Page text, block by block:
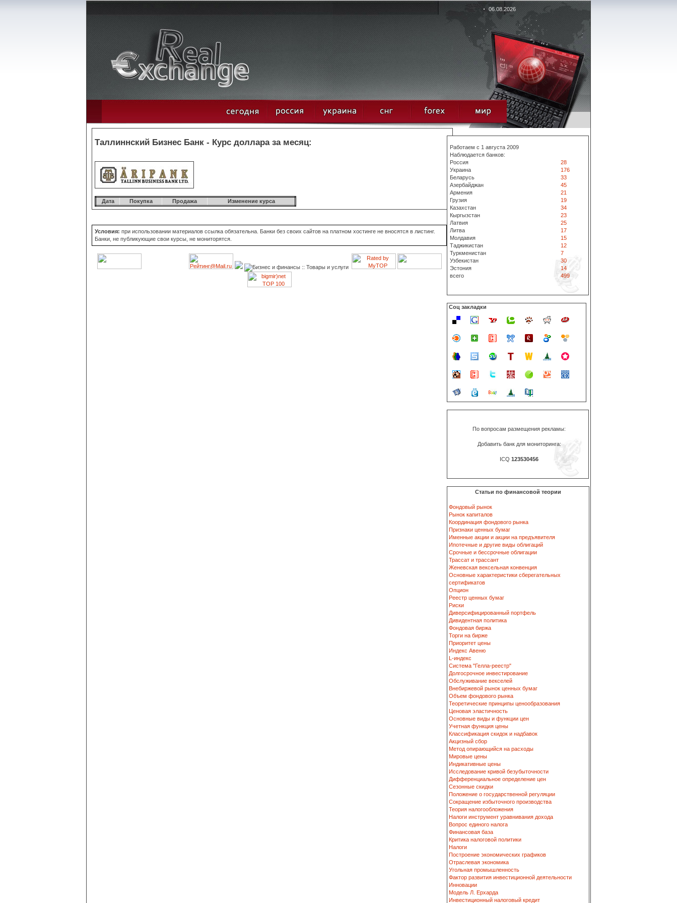
06.08.2026
Таллиннский Бизнес Банк - Курс доллара за месяц:
Дата Покупка Продажа Изменение курса
Условия: при использовании материалов ссылка обязательна. Банки без своих сайтов на платном хостинге не вносятся в листинг.
Банки, не публикующие свои курсы, не мониторятся.
Работаем с 1 августа 2009
Наблюдается банков:
Россия
28
Украина
176
Беларусь
33
Азербайджан
45
Армения
21
Грузия
19
Казахстан
34
Кыргызстан
23
Латвия
25
Литва
17
Молдавия
15
Таджикистан
12
Туркменистан
7
Узбекистан
30
Эстония
14
всего
499
Соц закладки
По вопросам размещения рекламы:
Добавить банк для мониторинга:
ICQ 123530456
Статьи по финансовой теории
Фондовый рынок
Рынок капиталов
Координация фондового рынка
Признаки ценных бумаг
Именные акции и акции на предъявителя
Ипотечные и другие виды облигаций
Срочные и бессрочные облигации
Трассат и трассант
Женевская вексельная конвенция
Основные характеристики сберегательных
сертификатов
Опцион
Реестр ценных бумаг
Риски
Диверсифицированный портфель
Дивидентная политика
Фондовая биржа
Торги на бирже
Приоритет цены
Индекс Авеню
L-индекс
Система "Гелла-реестр"
Долгосрочное инвестирование
Обслуживание векселей
Внебиржевой рынок ценных бумаг
Объем фондового рынка
Теоретические принципы ценообразования
Ценовая эластичность
Основные виды и функции цен
Учетная функция цены
Классификация скидок и надбавок
Акцизный сбор
Метод опирающийся на расходы
Мировые цены
Индикативные цены
Исследование кривой безубыточности
Дифференциальное определение цен
Сезонные скидки
Положение о государственной регуляции
Сокращение избыточного производства
Теория налогообложения
Налоги инструмент уравнивания дохода
Вопрос единого налога
Финансовая база
Критика налоговой политики
Налоги
Построение экономических графиков
Отраслевая экономика
Угольная промышленность
Фактор развития инвестиционной деятельности
Инновации
Модель Л. Ерхарда
Инвестиционный налоговый кредит